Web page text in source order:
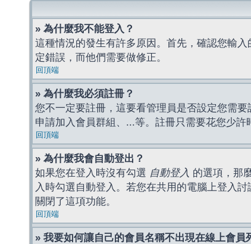
» 為什麼我不能登入？
這種情況的發生有許多原因。首先，確認您輸
定錯誤，而他們需要做修正。
回頂端
» 為什麼我必須註冊？
您不一定要註冊，這要看管理員是否設定您需
申請加入會員群組、...等。註冊只需要花您少許
回頂端
» 為什麼我會自動登出？
如果您在登入時沒有勾選 自動登入 的選項，那
入時勾選自動登入。若您在共用的電腦上登入
關閉了這項功能。
回頂端
» 我要如何讓自己的會員名稱不出現在線上會員